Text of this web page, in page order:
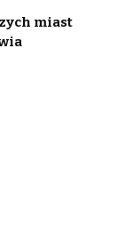
miast